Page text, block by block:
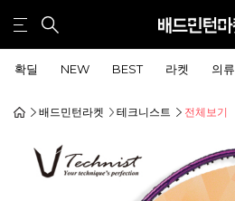
확딜 NEW BEST 라켓 의류
배드민턴라켓 테크니스트 전체보기